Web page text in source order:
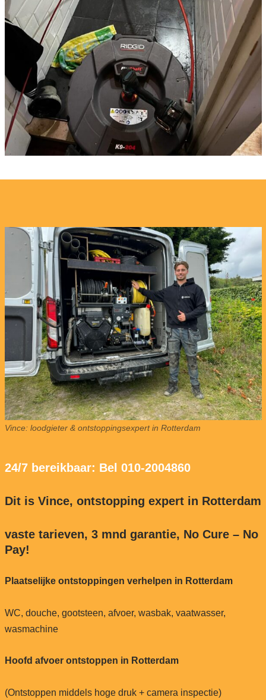
Vince: loodgieter & ontstoppingsexpert in Rotterdam
24/7 bereikbaar: Bel 010-2004860
Dit is Vince, ontstopping expert in Rotterdam
vaste tarieven, 3 mnd garantie, No Cure – No
Pay!
Plaatselijke ontstoppingen verhelpen in Rotterdam
WC, douche, gootsteen, afvoer, wasbak, vaatwasser,
wasmachine
Hoofd afvoer ontstoppen in Rotterdam
(Ontstoppen middels hoge druk + camera inspectie)